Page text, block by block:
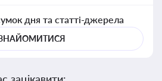
дня та статті-джерела